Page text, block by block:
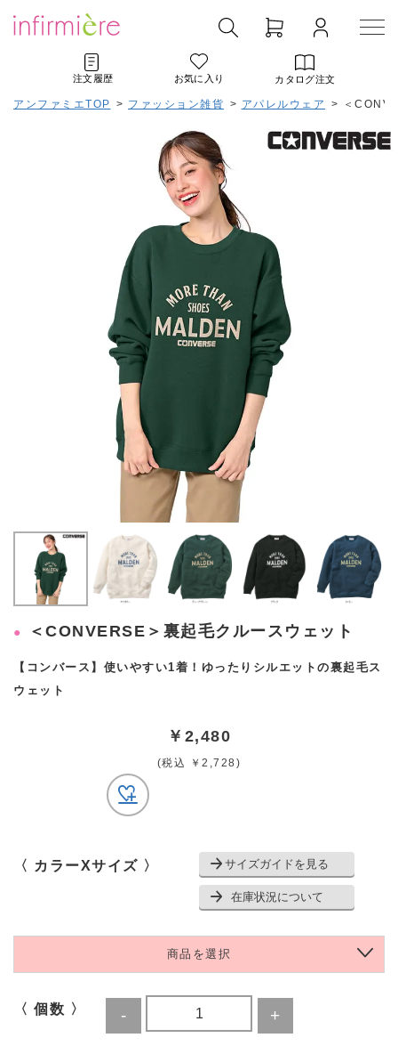
注文履歴 お気に入り カタログ注文
アンファミエTOP > ファッション雑貨 > アパレルウェア > ＜
＜CONVERSE＞裏起毛クルースウェット
【コンバース】使いやすい1着！ゆったりシルエットの裏起毛ス
ウェット
￥2,480
(税込 ￥2,728)
〈 カラーXサイズ 〉 サイズガイドを見る
在庫状況について
商品を選択
〈 個数 〉